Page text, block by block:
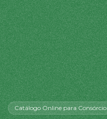
Catálogo Onlinepara Consórcio